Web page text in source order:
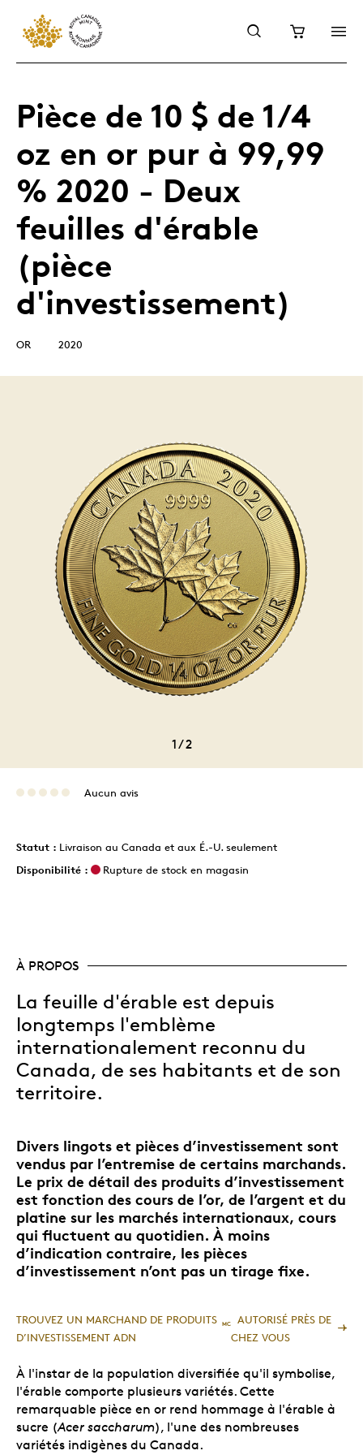
Pièce de 10 $ de 1/4
oz en or pur à 99,99
% 2020 - Deux
feuilles d'érable
(pièce
d'investissement)
OR 2020
1/2
Aucun avis
Statut : Livraison au Canada et aux É.-U. seulement
Disponibilité :
Rupture de stock en magasin
À PROPOS
La feuille d'érable est depuis
longtemps l'emblème
internationalement reconnu du
Canada, de ses habitants et de son
territoire.
Divers lingots et pièces d’investissement sont
vendus par l’entremise de certains marchands.
Le prix de détail des produits d’investissement
est fonction des cours de l’or, de l’argent et du
platine sur les marchés internationaux, cours
qui fluctuent au quotidien. À moins
d’indication contraire, les pièces
d’investissement n’ont pas un tirage fixe.
TROUVEZ UN MARCHAND DE PRODUITS
D’INVESTISSEMENT ADN
MCAUTORISÉ PRÈS DE
CHEZ VOUS
À l'instar de la population diversifiée qu'il symbolise,
l'érable comporte plusieurs variétés. Cette
remarquable pièce en or rend hommage à l'érable à
sucre (Acer saccharum), l'une des nombreuses
variétés indigènes du Canada.